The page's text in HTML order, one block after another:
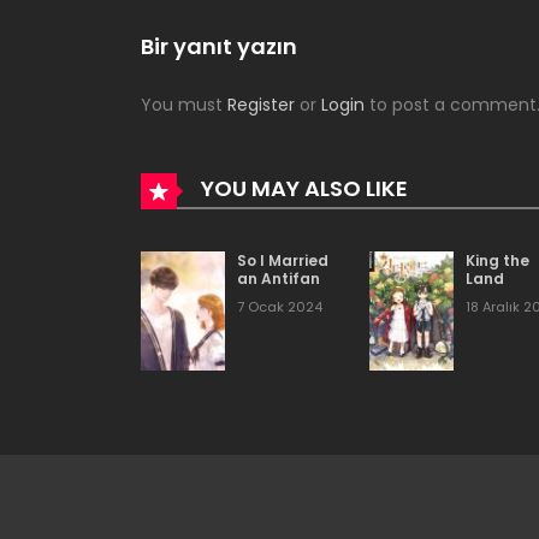
Bölüm 49
Bölüm 48
Bölüm 47
Bölüm 46
Bölüm 45
Bir yanıt yazın
You must Register or Login to post a comment.
YOU MAY ALSO LIKE
So I Married
an Antifan
7 Ocak 2024
King the
Land
18 Aralık